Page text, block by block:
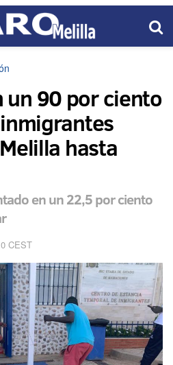
un 90 por ciento
hasta
en un 22,5 por ciento
CEST